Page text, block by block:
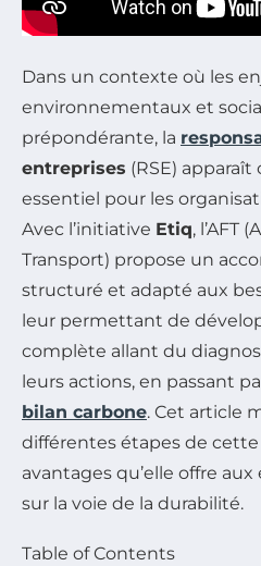
Dans un contexte où les
environnementaux et
prépondérante, la
entreprises (RSE)
essentiel pour les
Avec l’initiative Etiq, l’AFT
Transport) propose un
structuré et adapté aux
leur permettant de
complète allant du
leurs actions, en passant
bilan carbone. Cet article
différentes étapes de
avantages qu’elle offre
sur la voie de la durabilité.
Table of Contents